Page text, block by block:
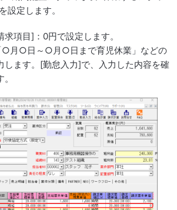
設定します。
項目]：0円で設定します。
○月○日～○月○日まで育児休業」などの
します。[勤怠入力]で、入力した内容を確